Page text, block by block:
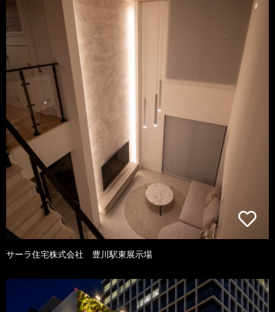
サーラ住宅株式会社 豊川駅東展示場